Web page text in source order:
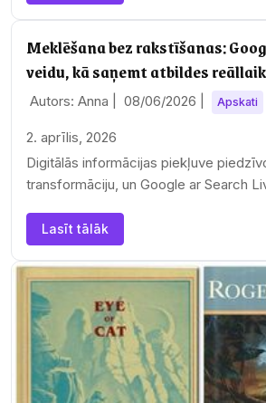
Meklēšana bez rakstīšanas:
veidu, kā saņemt atbildes
Autors: Anna | 08/06/2026 Apskati
2. aprīlis, 2026
Digitālās informācijas piekļuve
transformāciju, un Google ar Search
Lasīt tālāk